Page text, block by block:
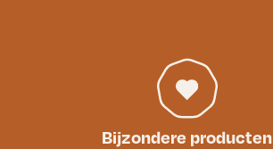
Bijzondere producten